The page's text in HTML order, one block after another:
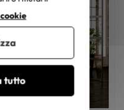
tutto